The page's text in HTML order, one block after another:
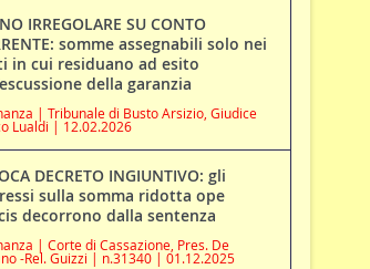
IRREGOLARE SU CONTO
somme assegnabili solo nei
in cui residuano ad esito
della garanzia
| Tribunale di Busto Arsizio, Giudice
Lualdi | 12.02.2026
DECRETO INGIUNTIVO: gli
sulla somma ridotta ope
decorrono dalla sentenza
| Corte di Cassazione, Pres. De
-Rel. Guizzi | n.31340 | 01.12.2025